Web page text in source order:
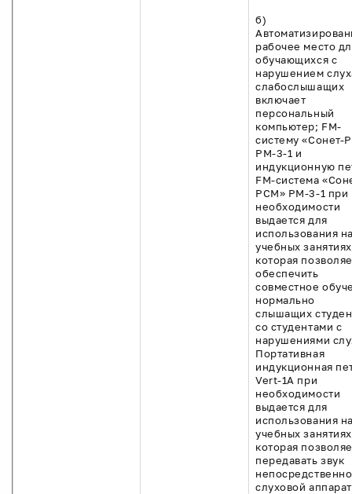
б)
рабочее место
обучающихся с
нарушением
слабослышащих
включает
персональный
компьютер; FM-
систему «Сонет-
РМ-3-1 и
индукционную
FM-система
РСМ» РМ-3-1 при
необходимости
выдается для
использования
учебных
которая
обеспечить
совместное
нормально
слышащих
со студентами с
нарушениями
Портативная
индукционная
Vert-1A при
необходимости
выдается для
использования
учебных
которая
передавать звук
слуховой